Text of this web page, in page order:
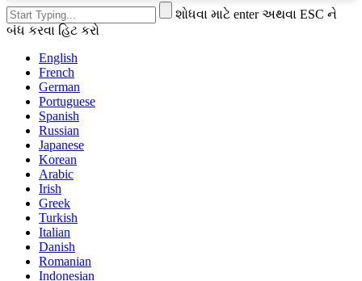
શોધવા માટે enter અથવા ESC ને
બંધ કરવા હિટ કરો
English
French
German
Portuguese
Spanish
Russian
Japanese
Korean
Arabic
Irish
Greek
Turkish
Italian
Danish
Romanian
Indonesian